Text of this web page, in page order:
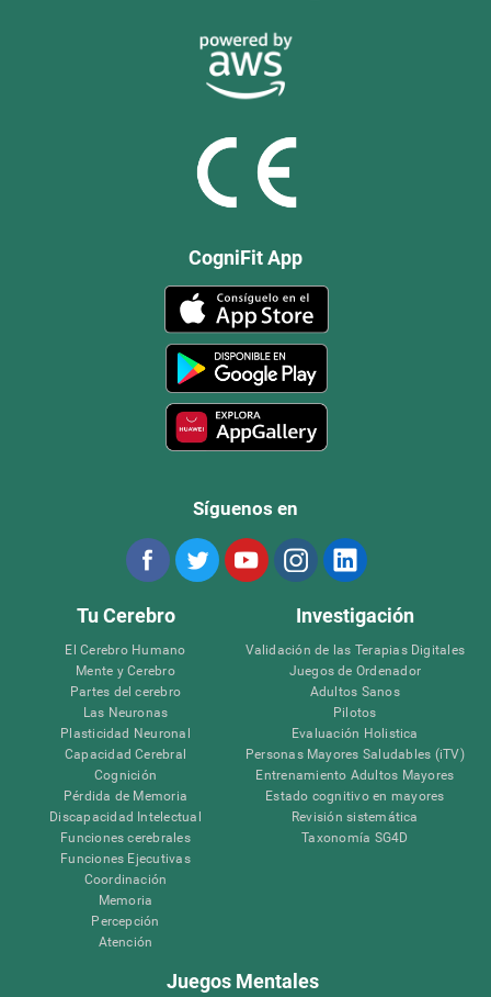
CogniFit App
Síguenos en
Tu Cerebro
El Cerebro Humano
Mente y Cerebro
Partes del cerebro
Las Neuronas
Plasticidad Neuronal
Capacidad Cerebral
Cognición
Pérdida de Memoria
Discapacidad Intelectual
Funciones cerebrales
Funciones Ejecutivas
Coordinación
Memoria
Percepción
Atención
Investigación
Validación de las Terapias Digitales
Juegos de Ordenador
Adultos Sanos
Pilotos
Evaluación Holistica
Personas Mayores Saludables (iTV)
Entrenamiento Adultos Mayores
Estado cognitivo en mayores
Revisión sistemática
Taxonomía SG4D
Juegos Mentales